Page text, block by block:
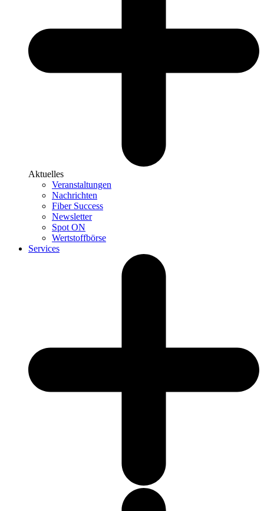
Aktuelles
Veranstaltungen
Nachrichten
Fiber Success
Newsletter
Spot ON
Wertstoffbörse
Services